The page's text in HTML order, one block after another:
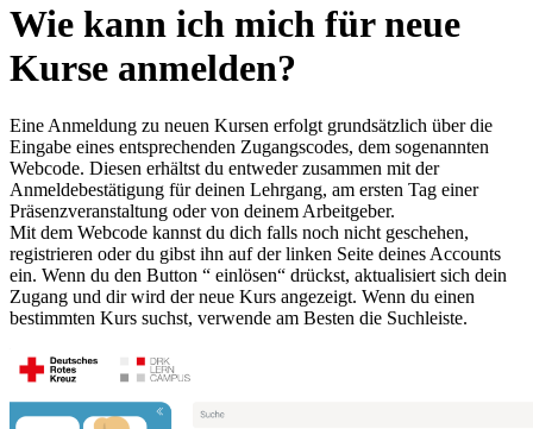
Wie kann ich mich für neue
Kurse anmelden?
Eine Anmeldung zu neuen Kursen erfolgt grundsätzlich über die
Eingabe eines entsprechenden Zugangscodes, dem sogenannten
Webcode. Diesen erhältst du entweder zusammen mit der
Anmeldebestätigung für deinen Lehrgang, am ersten Tag einer
Präsenzveranstaltung oder von deinem Arbeitgeber.
Mit dem Webcode kannst du dich falls noch nicht geschehen,
registrieren oder du gibst ihn auf der linken Seite deines Accounts
ein. Wenn du den Button “ einlösen“ drückst, aktualisiert sich dein
Zugang und dir wird der neue Kurs angezeigt. Wenn du einen
bestimmten Kurs suchst, verwende am Besten die Suchleiste.